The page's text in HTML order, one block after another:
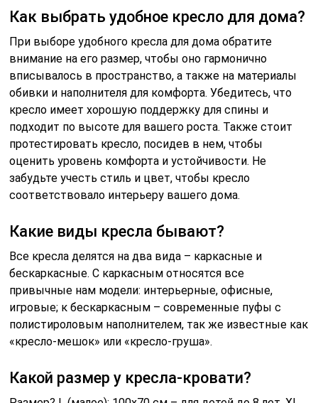
Как выбрать удобное кресло для дома?
При выборе удобного кресла для дома обратите
внимание на его размер, чтобы оно гармонично
вписывалось в пространство, а также на материалы
обивки и наполнителя для комфорта. Убедитесь, что
кресло имеет хорошую поддержку для спины и
подходит по высоте для вашего роста. Также стоит
протестировать кресло, посидев в нем, чтобы
оценить уровень комфорта и устойчивости. Не
забудьте учесть стиль и цвет, чтобы кресло
соответствовало интерьеру вашего дома.
Какие виды кресла бывают?
Все кресла делятся на два вида – каркасные и
бескаркасные. С каркасным относятся все
привычные нам модели: интерьерные, офисные,
игровые; к бескаркасным – современные пуфы с
полистироловым наполнителем, так же известные как
«кресло-мешок» или «кресло-груша».
Какой размер у кресла-кровати?